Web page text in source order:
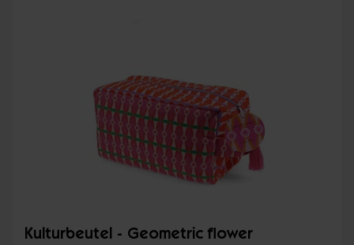
Kulturbeutel - Geometric flower